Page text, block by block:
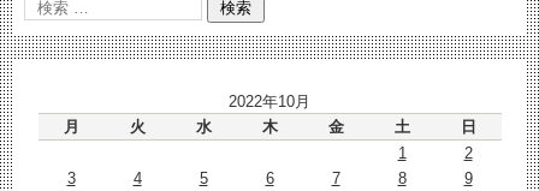
2022年10月
月
火 水 木 金 土
日
1
2
3
4 5 6 7 8
9